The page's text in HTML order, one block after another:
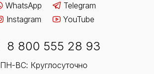
WhatsApp
Telegram
Instagram
YouTube
8 800 555 28 93
ПН-ВС: Круглосуточно